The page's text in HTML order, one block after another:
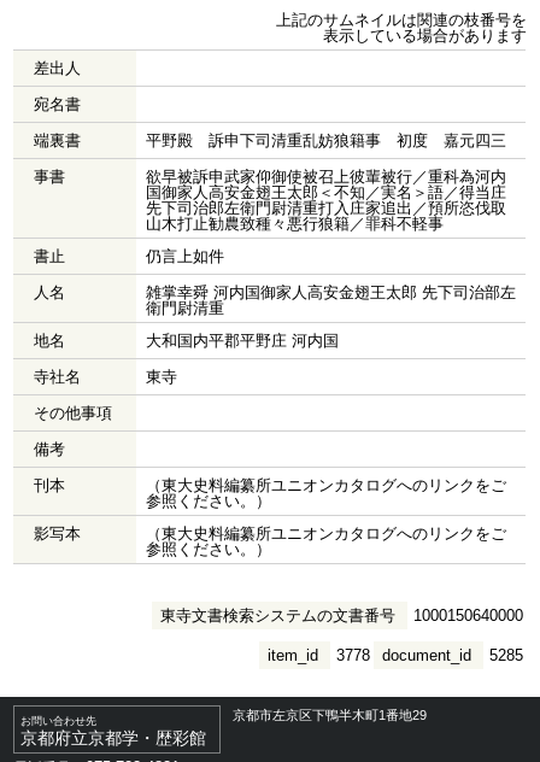
上記のサムネイルは関連の枝番号を
表示している場合があります
差出人
宛名書
端裏書
平野殿 訴申下司清重乱妨狼籍事 初度 嘉元四三
事書
欲早被訴申武家仰御使被召上彼輩被行／重科為河内
国御家人高安金翅王太郎＜不知／実名＞語／得当庄
先下司治郎左衛門尉清重打入庄家追出／預所恣伐取
山木打止勧農致種々悪行狼籍／罪科不軽事
書止
仍言上如件
人名
雑掌幸舜 河内国御家人高安金翅王太郎 先下司治部左
衛門尉清重
地名
大和国内平郡平野庄 河内国
寺社名
東寺
その他事項
備考
刊本
（東大史料編纂所ユニオンカタログへのリンクをご
参照ください。）
影写本
（東大史料編纂所ユニオンカタログへのリンクをご
参照ください。）
東寺文書検索システムの文書番号 1000150640000
document_id 5285
item_id 3778
お問い合わせ先
京都府立京都学・歴彩館
京都市左京区下鴨半木町1番地29